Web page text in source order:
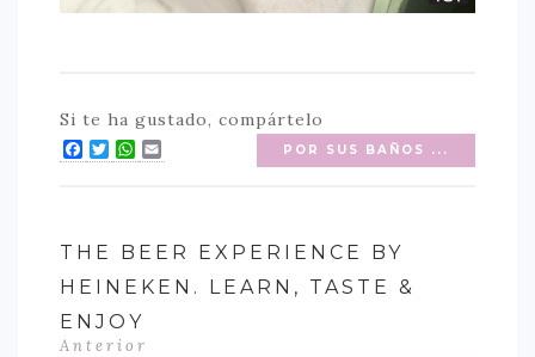
Si te ha gustado, compártelo
Facebook
Twitter
WhatsApp POR SUS BAÑOS ...
THE BEER EXPERIENCE BY
HEINEKEN. LEARN, TASTE &
ENJOY
Anterior